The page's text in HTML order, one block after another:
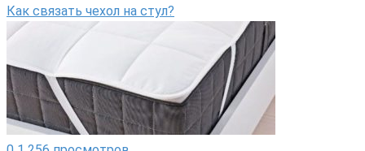
Как связать чехол на стул?